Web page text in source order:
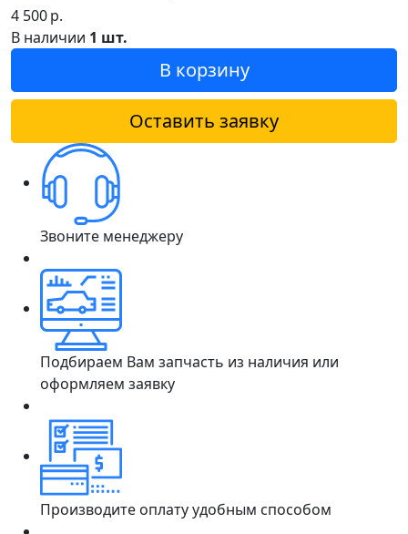
4 500р.
В наличии 1 шт.
В корзину
Оставить заявку
Звоните менеджеру
Подбираем Вам запчасть из наличия или
оформляем заявку
Производите оплату удобным способом